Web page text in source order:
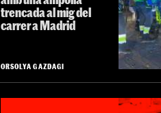
trencada al mig del
carrer a Madrid
ORSOLYA GAZDAGI